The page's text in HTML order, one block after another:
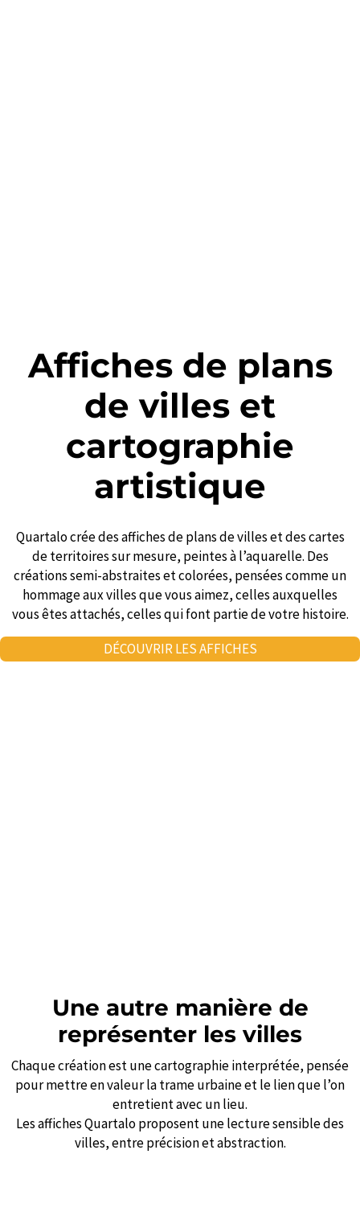
Affiches de plans
de villes et
cartographie
artistique
Quartalo crée des affiches de plans de villes et des cartes
de territoires sur mesure, peintes à l’aquarelle. Des
créations semi-abstraites et colorées, pensées comme un
hommage aux villes que vous aimez, celles auxquelles
vous êtes attachés, celles qui font partie de votre histoire.
DÉCOUVRIR LES AFFICHES
Une autre manière de
représenter les villes
Chaque création est une cartographie interprétée, pensée
pour mettre en valeur la trame urbaine et le lien que l’on
entretient avec un lieu.
Les affiches Quartalo proposent une lecture sensible des
villes, entre précision et abstraction.